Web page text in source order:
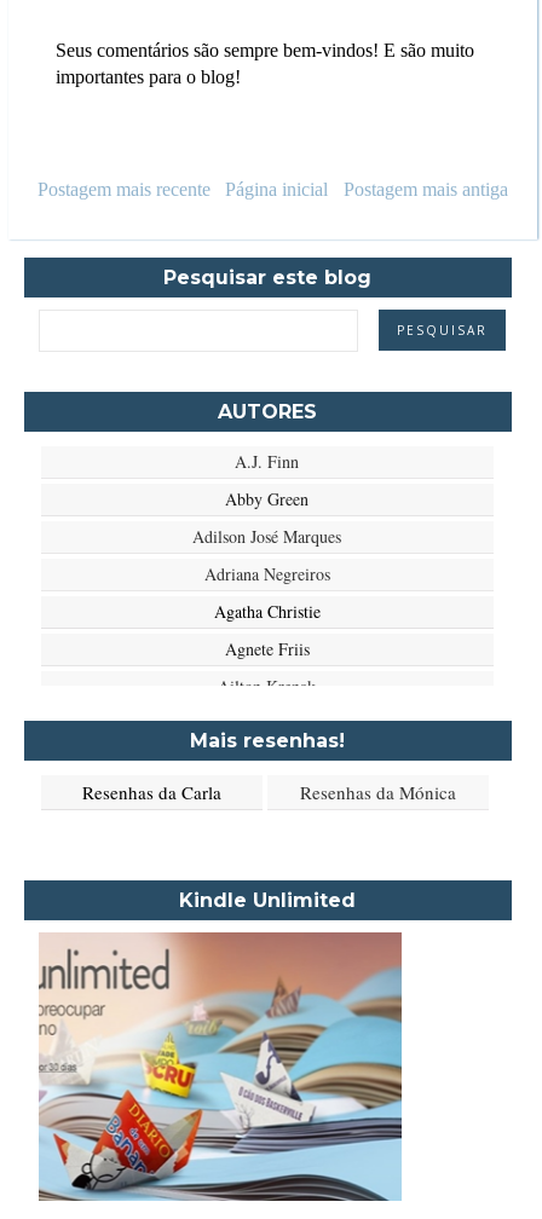
Seus comentários são sempre bem-vindos! E são muito
importantes para o blog!
Postagem mais recente Postagem mais antiga
Página inicial
Pesquisar este blog
AUTORES
A.J. Finn
Abby Green
Adilson José Marques
Adriana Negreiros
Agatha Christie
Agnete Friis
Ailton Krenak
Aimée de Jongh
Aione Simões
Alexandre Dumas Filho
Alma Katsu
Aluísio Azevedo
Alyson Noël
Amanda Lovelace
Ana Beatriz Barbosa Silva
Ana Maria Machado
Mais resenhas!
Resenhas da Carla Resenhas da Mónica
Kindle Unlimited